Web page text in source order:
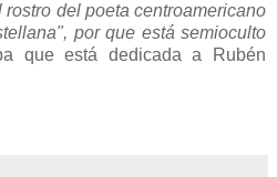
del poeta centroamericano
por que está semioculto
que está dedicada a Rubén